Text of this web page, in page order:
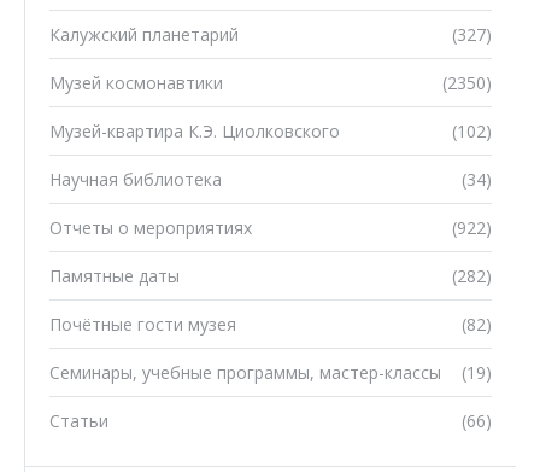
(327)
Калужский планетарий
(2350)
Музей космонавтики
(102)
Музей-квартира К.Э. Циолковского
(34)
Научная библиотека
(922)
Отчеты о мероприятиях
(282)
Памятные даты
(82)
Почётные гости музея
(19)
Семинары, учебные программы, мастер-классы
(66)
Статьи